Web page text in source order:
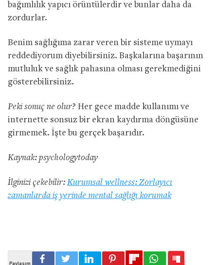
bağımlılık yapıcı örüntülerdir ve bunlar daha da
zordurlar.
Benim sağlığıma zarar veren bir sisteme uymayı
reddediyorum diyebilirsiniz. Başkalarına başarının
mutluluk ve sağlık pahasına olması gerekmediğini
gösterebilirsiniz.
Peki sonuç ne olur? Her gece madde kullanımı ve
internette sonsuz bir ekran kaydırma döngüsüne
girmemek. İşte bu gerçek başarıdır.
Kaynak: psychologytoday
İlginizi çekebilir: Kurumsal wellness: Zorlayıcı
zamanlarda iş yerinde mental sağlığı korumak